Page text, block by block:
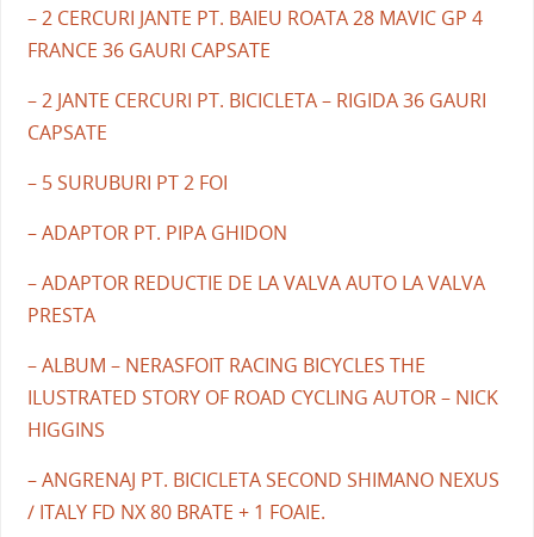
– 2 CERCURI JANTE PT. BAIEU ROATA 28 MAVIC GP 4
FRANCE 36 GAURI CAPSATE
– 2 JANTE CERCURI PT. BICICLETA – RIGIDA 36 GAURI
CAPSATE
– 5 SURUBURI PT 2 FOI
– ADAPTOR PT. PIPA GHIDON
– ADAPTOR REDUCTIE DE LA VALVA AUTO LA VALVA
PRESTA
– ALBUM – NERASFOIT RACING BICYCLES THE
ILUSTRATED STORY OF ROAD CYCLING AUTOR – NICK
HIGGINS
– ANGRENAJ PT. BICICLETA SECOND SHIMANO NEXUS
/ ITALY FD NX 80 BRATE + 1 FOAIE.